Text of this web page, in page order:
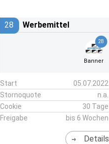
28 Werbemittel
28
Banner
Start
05.07.2022
Stornoquote
n.a.
Cookie
30 Tage
Freigabe
bis 6 Wochen
Details